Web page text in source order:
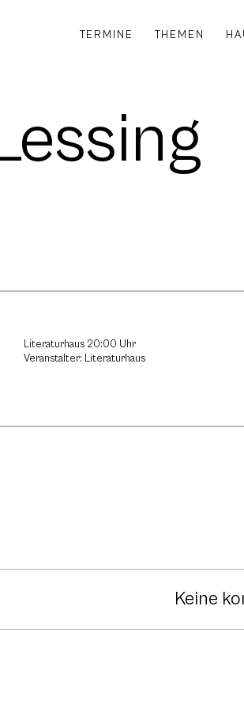
TERMINE THEMEN
Literaturhaus 20:00 Uhr
Veranstalter: Literaturhaus
Keine